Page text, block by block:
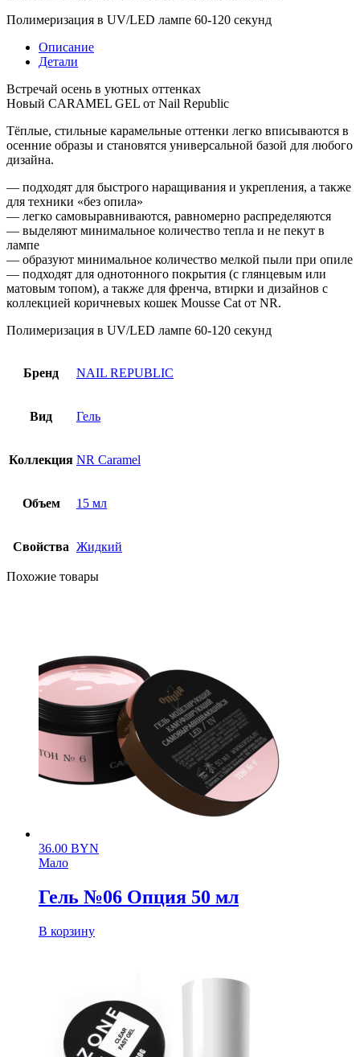
Полимеризация в UV/LED лампе 60-120 секунд
Описание
Детали
Встречай осень в уютных оттенках
Новый CARAMEL GEL от Nail Republic
Тёплые, стильные карамельные оттенки легко вписываются в
осенние образы и становятся универсальной базой для любого
дизайна.
— подходят для быстрого наращивания и укрепления, а также
для техники «без опила»
— легко самовыравниваются, равномерно распределяются
— выделяют минимальное количество тепла и не пекут в
лампе
— образуют минимальное количество мелкой пыли при опиле
— подходят для однотонного покрытия (с глянцевым или
матовым топом), а также для френча, втирки и дизайнов с
коллекцией коричневых кошек Mousse Cat от NR.
Полимеризация в UV/LED лампе 60-120 секунд
Бренд NAIL REPUBLIC
Вид Гель
Коллекция NR Caramel
Объем 15 мл
Свойства Жидкий
Похожие товары
36.00 BYN
Мало
Гель №06 Опция 50 мл
В корзину